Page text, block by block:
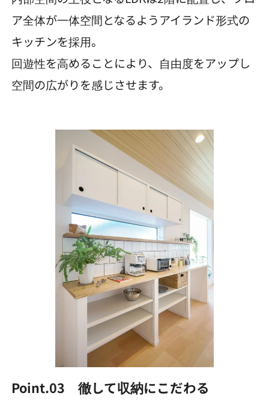
ア全体が一体空間となるようアイランド形式の
キッチンを採用。
回遊性を高めることにより、自由度をアップし
空間の広がりを感じさせます。
Point.03 徹して収納にこだわる